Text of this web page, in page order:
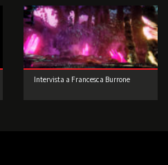
Intervista a Francesca Burrone